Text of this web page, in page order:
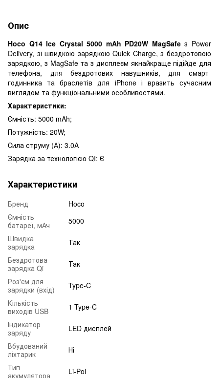
Опис
Hoco Q14 Ice Crystal 5000 mAh PD20W MagSafeз Power
Delivery, зі швидкою зарядкою Quick Charge, з бездротовою
зарядкою, з MagSafe та з дисплеєм якнайкраще підійде для
телефона, для бездротових навушників, для смарт-
годинника та браслетів для iPhone і вразить сучасним
виглядом та функціональними особливостями.
Характеристики:
Ємність: 5000 mAh;
Потужність: 20W;
Сила струму (А): 3.0A
Зарядка за технологією QI: Є
Характеристики
Бренд
Hoco
Ємність
батареї, мАч
5000
Швидка
зарядка
Так
Бездротова
зарядка Qi
Так
Роз'єм для
зарядки (вхід)
Type-C
Кількість
виходів USB
1 Type-C
Індикатор
заряду
LED дисплей
Вбудований
ліхтарик
Ні
Тип
акумулятора
Li-Pol